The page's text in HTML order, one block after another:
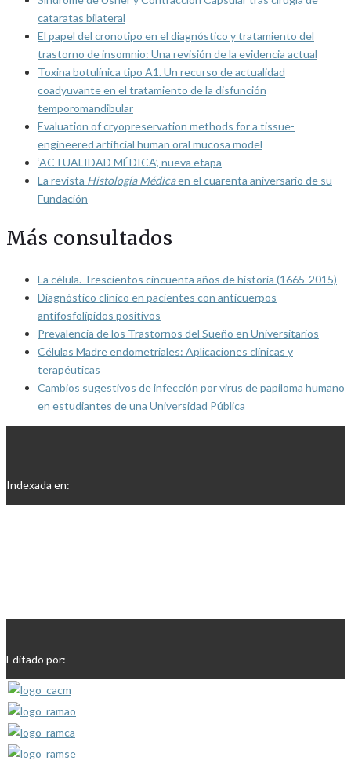
cataratas bilateral
El papel del cronotipo en el diagnóstico y tratamiento del
trastorno de insomnio: Una revisión de la evidencia actual
Toxina botulínica tipo A1. Un recurso de actualidad
coadyuvante en el tratamiento de la disfunción
temporomandibular
Evaluation of cryopreservation methods for a tissue-
engineered artificial human oral mucosa model
‘ACTUALIDAD MÉDICA’, nueva etapa
La revista Histología Médicaen el cuarenta aniversario de su
Fundación
Más consultados
La célula. Trescientos cincuenta años de historia (1665-2015)
Diagnóstico clínico en pacientes con anticuerpos
antifosfolípidos positivos
Prevalencia de los Trastornos del Sueño en Universitarios
Células Madre endometriales: Aplicaciones clínicas y
terapéuticas
Cambios sugestivos de infección por virus de papiloma humano
en estudiantes de una Universidad Pública
Indexada en:
Editado por: